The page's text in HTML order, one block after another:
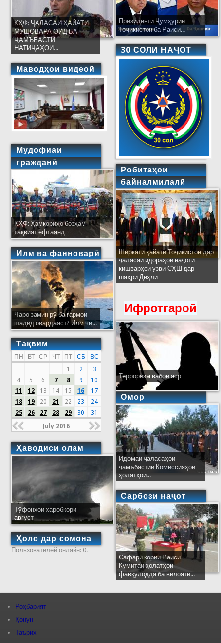
КҲФ: ҶАЛАСАИ ҲАЙАТИ
МУШОВАРА ОИД БА
ҶАМЪБАСТИ
НАТИҶАҲОИ...
Маводҳои видеоӣ
Мудофиаи
гражданӣ
КҲФ: Ҳамкориҳо бозҳам
тақвият ёфтаанд
Илм ва фанноварӣ
Чаро замин рӯ ба гармои
шадид овардааст? Илм чӣ...
Тақвим
ПН ВТ СР ЧТ ПТ СБ
ВС
1
2
3
4
5 6 7 8 9
10
11
12 13 14 15 16
17
18
19 20 21 22 23
24
25
26 27 28 29 30 31
July 2016
Ҳаводиси олам
Тӯфонҳои харобкори
август
Ҳоло дар сомона
Пользователей онлайн: 0.
Президенти Ҷумҳурии
Тоҷикистон ба Раиси...
30 СОЛИ НАҶОТ
Робитаҳои
байналмилалӣ
Ширкати ҳайати Тоҷикистон дар
ҷаласаи идораҳои наҷоти
кишварҳои узви СҲШ дар
шаҳри Деҳлӣ
Ифротгароӣ
Терроризм вабои аср
Омор
Идомаи ҷаласаҳои
ҷамъбастии Комиссияҳои
ҳолатҳои...
Сарбози наҷот
Сафари кории Раиси
Кумитаи ҳолатҳои
фавқулодда ба вилояти...
Роҳбарият
Қонун
Таърих